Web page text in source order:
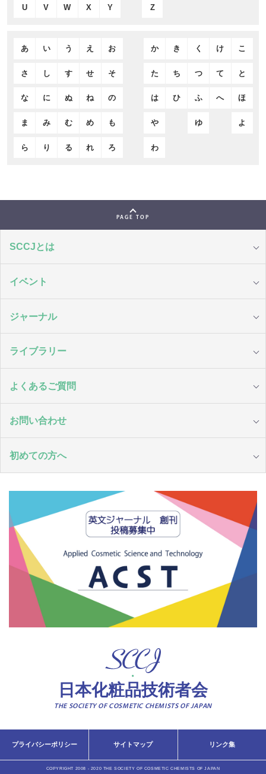
U V W X Y Z
あ い う え お か き く け こ
さ し す せ そ た ち つ て と
な に ぬ ね の は ひ ふ へ ほ
ま み む め も や ゆ よ
ら り る れ ろ わ
PAGE TOP
SCCJとは
イベント
ジャーナル
ライブラリー
よくあるご質問
お問い合わせ
初めての方へ
日本化粧品技術者会
THE SOCIETY OF COSMETIC CHEMISTS OF JAPAN
プライバシーポリシー サイトマップ リンク集
COPYRIGHT 2008 - 2020 THE SOCIETY OF COSMETIC CHEMISTS OF JAPAN